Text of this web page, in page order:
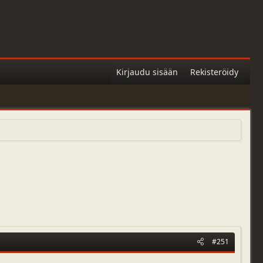
Kirjaudu sisään Rekisteröidy
#251